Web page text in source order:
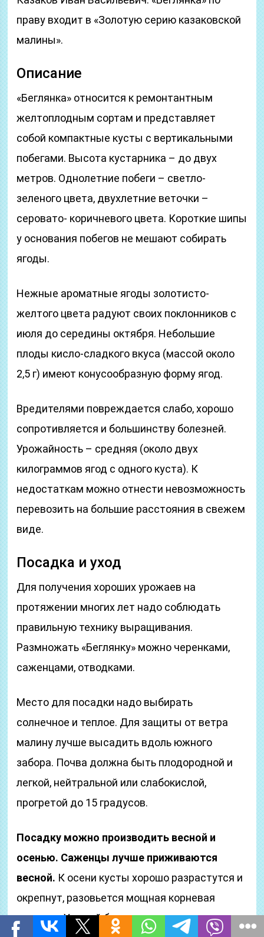
праву входит в «Золотую серию казаковской
малины».
Описание
«Беглянка» относится к ремонтантным
желтоплодным сортам и представляет
собой компактные кусты с вертикальными
побегами. Высота кустарника – до двух
метров. Однолетние побеги – светло-
зеленого цвета, двухлетние веточки –
серовато- коричневого цвета. Короткие шипы
у основания побегов не мешают собирать
ягоды.
Нежные ароматные ягоды золотисто-
желтого цвета радуют своих поклонников с
июля до середины октября. Небольшие
плоды кисло-сладкого вкуса (массой около
2,5 г) имеют конусообразную форму ягод.
Вредителями повреждается слабо, хорошо
сопротивляется и большинству болезней.
Урожайность – средняя (около двух
килограммов ягод с одного куста). К
недостаткам можно отнести невозможность
перевозить на большие расстояния в свежем
виде.
Посадка и уход
Для получения хороших урожаев на
протяжении многих лет надо соблюдать
правильную технику выращивания.
Размножать «Беглянку» можно черенками,
саженцами, отводками.
Место для посадки надо выбирать
солнечное и теплое. Для защиты от ветра
малину лучше высадить вдоль южного
забора. Почва должна быть плодородной и
легкой, нейтральной или слабокислой,
прогретой до 15 градусов.
Посадку можно производить весной и
осенью. Саженцы лучше приживаются
весной. К осени кусты хорошо разрастутся и
окрепнут, разовьется мощная корневая
система. Урожай будет уже следующим